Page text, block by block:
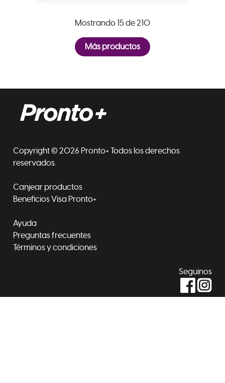
Mostrando 15 de 210
Copyright © 2026 Pronto+ Todos los derechos
reservados.
Canjear productos
Beneficios Visa Pronto+
Ayuda
Preguntas frecuentes
Términos y condiciones
Seguinos